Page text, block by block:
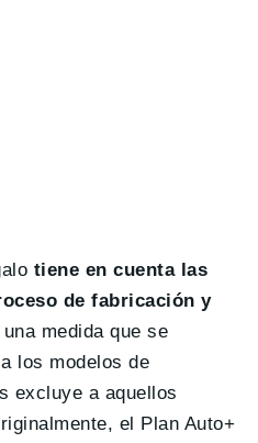
tiene en cuenta las
de fabricación y
medida que se
los modelos de
excluye a aquellos
el Plan Auto+